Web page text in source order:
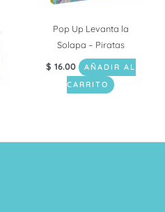
Pop Up Levanta la
Solapa – Piratas
$ 16.00
AÑADIR AL
CARRITO